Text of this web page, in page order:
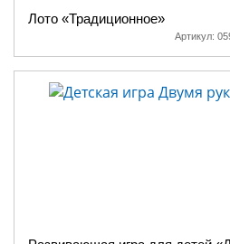
Лото «Традиционное»
Артикул: